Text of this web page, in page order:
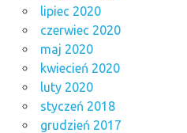
lipiec 2020
czerwiec 2020
maj 2020
kwiecień 2020
luty 2020
styczeń 2018
grudzień 2017